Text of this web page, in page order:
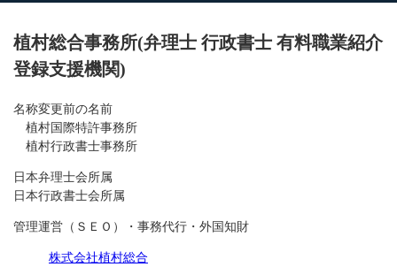
植村総合事務所(弁理士 行政書士 有料職業紹介
登録支援機関)
名称変更前の名前
植村国際特許事務所
植村行政書士事務所
日本弁理士会所属
日本行政書士会所属
管理運営（ＳＥＯ）・事務代行・外国知財
株式会社植村総合